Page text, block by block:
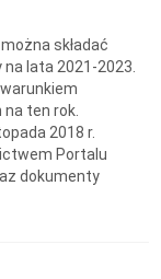
składać
lata 2021-2023.
ten rok.
2018 r.
Portalu
dokumenty